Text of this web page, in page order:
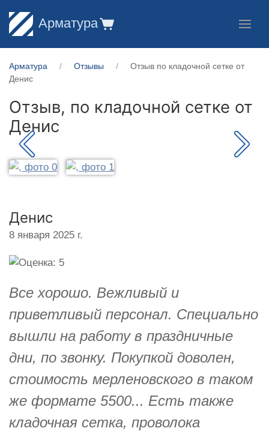
Арматура
Арматура Отзывы
Отзыв по кладочной сетке от
Денис
Отзыв, по кладочной сетке от
Денис
Денис
8 января 2025 г.
Все хорошо. Вежливый и
приветливый персонал. Специально
вышли на работу в праздничные
дни, по звонку. Покупкой доволен,
стоимость мерленовского в таком
же формате 5500... Есть также
кладочная сетка, проволока